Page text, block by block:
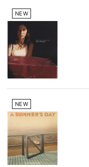
NEW
NEW